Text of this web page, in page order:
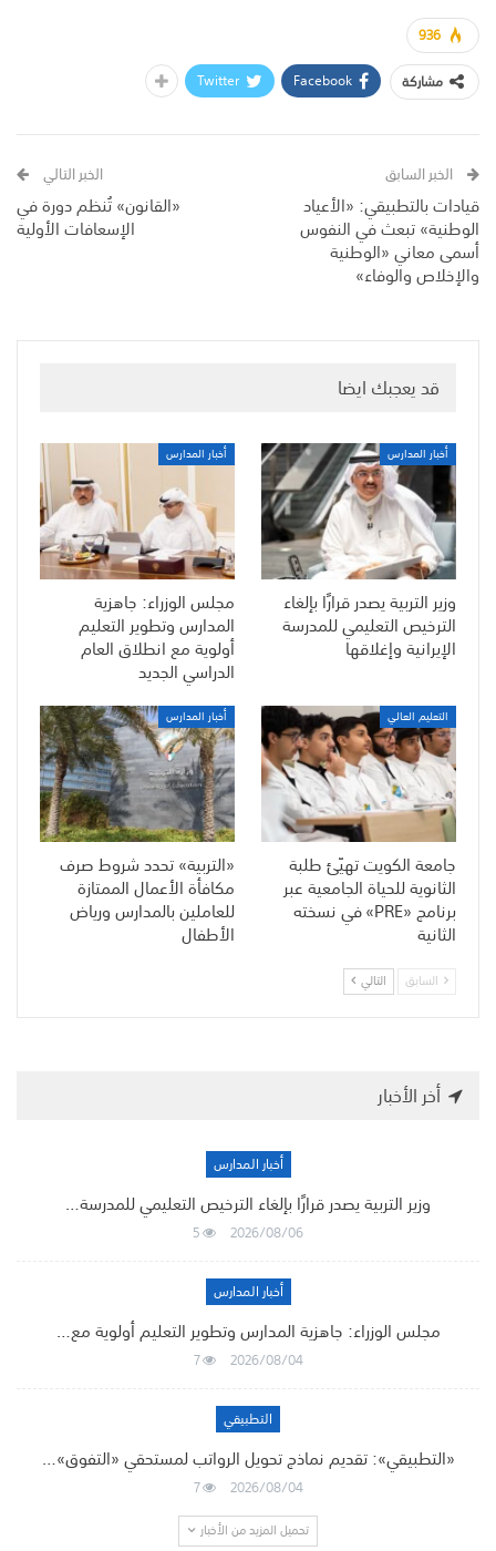
936
مشاركة
Facebook
Twitter
الخبر السابق
قيادات بالتطبيقي: «الأعياد
الوطنية» تبعث في النفوس
أسمى معاني «الوطنية
والإخلاص والوفاء»
الخبر التالي
«القانون» تُنظم دورة في
الإسعافات الأولية
قد يعجبك ايضا
أخبار المدارس
وزير التربية يصدر قرارًا بإلغاء
الترخيص التعليمي للمدرسة
الإيرانية وإغلاقها
أخبار المدارس
مجلس الوزراء: جاهزية
المدارس وتطوير التعليم
أولوية مع انطلاق العام
الدراسي الجديد
التعليم العالي
جامعة الكويت تهيّئ طلبة
الثانوية للحياة الجامعية عبر
برنامج «PRE» في نسخته
الثانية
أخبار المدارس
«التربية» تحدد شروط صرف
مكافأة الأعمال الممتازة
للعاملين بالمدارس ورياض
الأطفال
السابق التالي
أخر الأخبار
أخبار المدارس
وزير التربية يصدر قرارًا بإلغاء الترخيص التعليمي للمدرسة…
2026/08/06
5
أخبار المدارس
مجلس الوزراء: جاهزية المدارس وتطوير التعليم أولوية مع…
2026/08/04
7
التطبيقي
«التطبيقي»: تقديم نماذج تحويل الرواتب لمستحقي «التفوق»…
2026/08/04
7
تحميل المزيد من الأخبار